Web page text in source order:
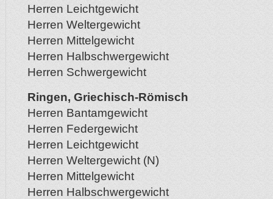
Herren Leichtgewicht
Herren Weltergewicht
Herren Mittelgewicht
Herren Halbschwergewicht
Herren Schwergewicht
Ringen, Griechisch-Römisch
Herren Bantamgewicht
Herren Federgewicht
Herren Leichtgewicht
Herren Weltergewicht (N)
Herren Mittelgewicht
Herren Halbschwergewicht